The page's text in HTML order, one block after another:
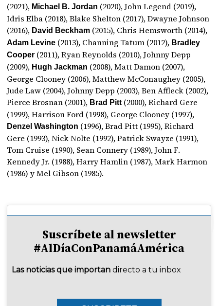
(2021), Michael B. Jordan (2020), John Legend (2019),
Idris Elba (2018), Blake Shelton (2017), Dwayne Johnson
(2016), David Beckham (2015), Chris Hemsworth (2014),
Adam Levine (2013), Channing Tatum (2012), Bradley
Cooper (2011), Ryan Reynolds (2010), Johnny Depp
(2009), Hugh Jackman (2008), Matt Damon (2007),
George Clooney (2006), Matthew McConaughey (2005),
Jude Law (2004), Johnny Depp (2003), Ben Affleck (2002),
Pierce Brosnan (2001), Brad Pitt(2000), Richard Gere
(1999), Harrison Ford (1998), George Clooney (1997),
Denzel Washington (1996), Brad Pitt (1995), Richard
Gere (1993), Nick Nolte (1992), Patrick Swayze (1991),
Tom Cruise (1990), Sean Connery (1989), John F.
Kennedy Jr. (1988), Harry Hamlin (1987), Mark Harmon
(1986) y Mel Gibson (1985).
Suscríbete al newsletter
#AlDíaConPanamáAmérica
Las noticias que importan directo a tu inbox